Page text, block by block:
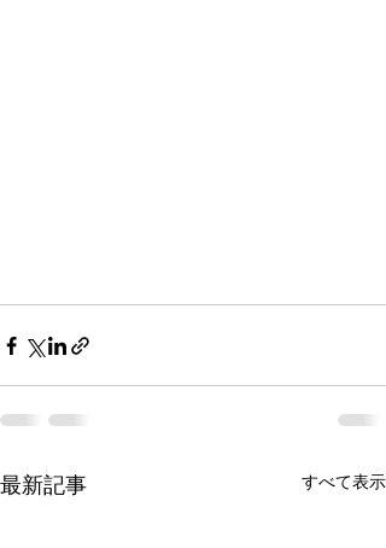
最新記事 すべて表示